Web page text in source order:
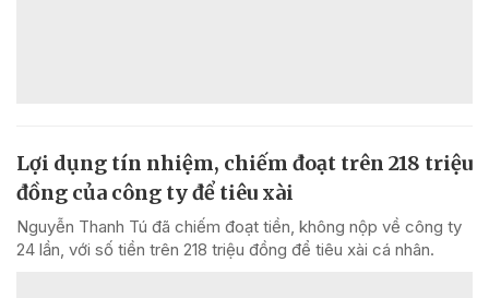
Lợi dụng tín nhiệm, chiếm đoạt trên 218 triệu
đồng của công ty để tiêu xài
Nguyễn Thanh Tú đã chiếm đoạt tiền, không nộp về công ty
24 lần, với số tiền trên 218 triệu đồng để tiêu xài cá nhân.